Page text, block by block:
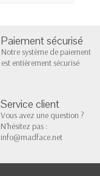
Paiement sécurisé
Notre système de paiement
est entièrement sécurisé
Service client
Vous avez une question ?
N'hésitez pas :
info@madface.net